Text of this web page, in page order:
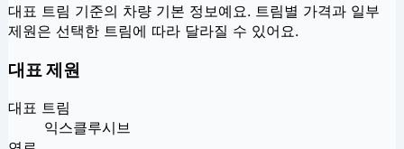
대표 트림 기준의 차량 기본 정보예요. 트림별 가격과 일부
제원은 선택한 트림에 따라 달라질 수 있어요.
대표 제원
대표 트림
익스클루시브